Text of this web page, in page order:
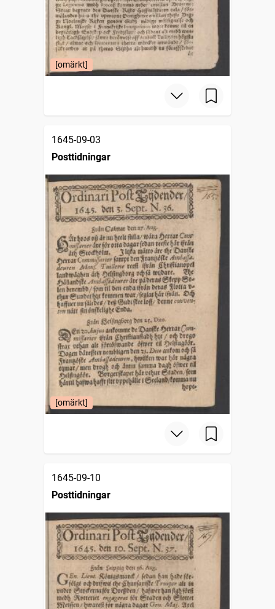
[omärkt]
1645-09-03
Posttidningar
[omärkt]
1645-09-10
Posttidningar